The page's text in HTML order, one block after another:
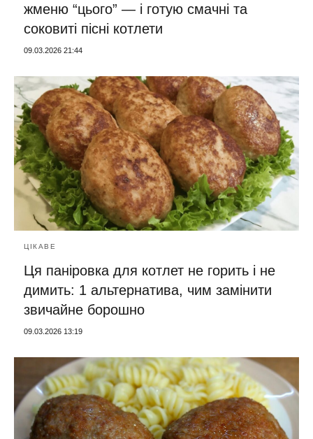
жменю “цього” — і готую смачні та
соковиті пісні котлети
09.03.2026 21:44
ЦІКАВЕ
Ця паніровка для котлет не горить і не
димить: 1 альтернатива, чим замінити
звичайне борошно
09.03.2026 13:19